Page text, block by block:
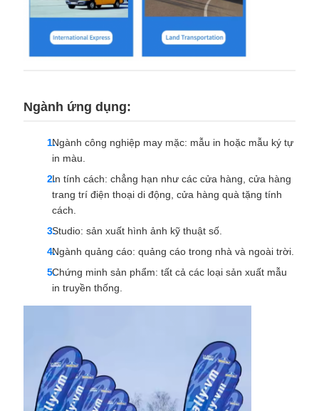
Ngành ứng dụng:
Ngành công nghiệp may mặc: mẫu in hoặc mẫu ký tự
in màu.
In tính cách: chẳng hạn như các cửa hàng, cửa hàng
trang trí điện thoại di động, cửa hàng quà tặng tính
cách.
Studio: sản xuất hình ảnh kỹ thuật số.
Ngành quảng cáo: quảng cáo trong nhà và ngoài trời.
Chứng minh sản phẩm: tất cả các loại sản xuất mẫu
in truyền thống.